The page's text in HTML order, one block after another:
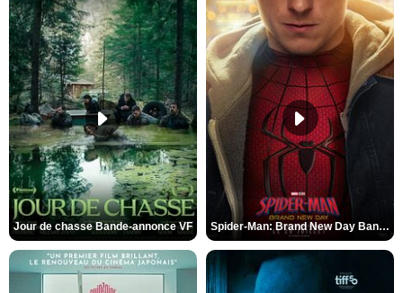
Jour de chasse Bande-annonce VF Spider-Man: Brand New Day Bande-annonce (3) VO STFR